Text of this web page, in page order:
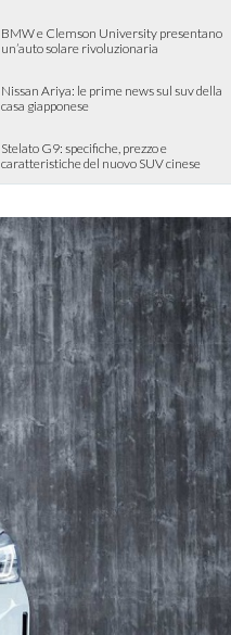
BMW e Clemson University presentano
un’auto solare rivoluzionaria
Nissan Ariya: le prime news sul suv della
casa giapponese
Stelato G9: specifiche, prezzo e
caratteristiche del nuovo SUV cinese